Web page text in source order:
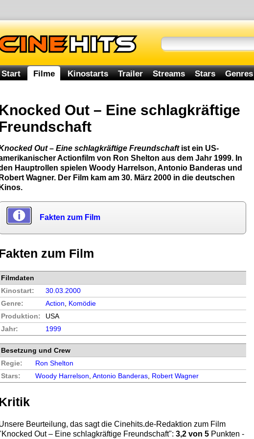
Start Filme Kinostarts Trailer Streams Stars Genres
Knocked Out – Eine schlagkräftige
Freundschaft
Out – Eine schlagkräftige Freundschaftist ein US-
Actionfilm von Ron Shelton aus dem Jahr 1999. In
Hauptrollen spielen Woody Harrelson, Antonio Banderas und
Robert Wagner. Der Film kam am 30. März 2000 in die deutschen
Kinos.
Fakten zum Film
zum Film
Filmdaten
Kinostart:
30.03.2000
Genre:
Action, Komödie
Produktion:
USA
Jahr:
1999
Besetzung und Crew
Regie:
Ron Shelton
Stars:
Woody Harrelson,Antonio Banderas, Robert Wagner
Beurteilung, das sagt dieCinehits.de-Redaktion zum Film
Knocked Out – Eine schlagkräftige Freundschaft":3,2 von 5 Punkten -